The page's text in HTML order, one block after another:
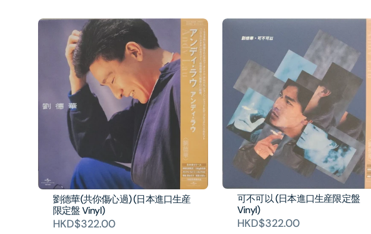
劉德華(共你傷心過) (日本進口生産
限定盤 Vinyl)
HKD$322.00
可不可以 (日本進口生産限定盤
Vinyl)
HKD$322.00